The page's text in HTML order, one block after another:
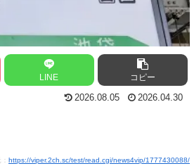
LINE コピー
2026.08.05 2026.04.30
https://viper.2ch.sc/test/read.cgi/news4vip/1777430088/